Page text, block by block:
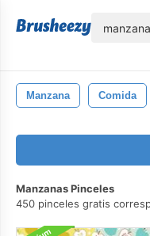
Manzana Comida
Manzanas Pinceles
450 pinceles gratis